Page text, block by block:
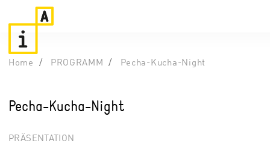
Home PROGRAMM Pecha-Kucha-Night
Pecha-Kucha-Night
PRÄSENTATION